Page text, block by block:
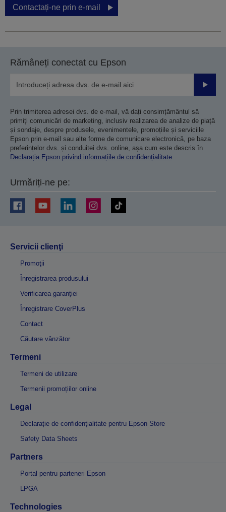
Contactați-ne prin e-mail
Rămâneți conectat cu Epson
Prin trimiterea adresei dvs. de e-mail, vă dați consimțământul să
primiți comunicări de marketing, inclusiv realizarea de analize de piață
și sondaje, despre produsele, evenimentele, promoțiile și serviciile
Epson prin e-mail sau alte forme de comunicare electronică, pe baza
preferințelor dvs. și conduitei dvs. online, așa cum este descris în
Declarația Epson privind informațiile de confidențialitate
Urmăriți-ne pe:
Servicii clienţi
Promoţii
Înregistrarea produsului
Verificarea garanției
Înregistrare CoverPlus
Contact
Căutare vânzător
Termeni
Termeni de utilizare
Termenii promoțiilor online
Legal
Declarație de confidențialitate pentru Epson Store
Safety Data Sheets
Partners
Portal pentru parteneri Epson
LPGA
Technologies